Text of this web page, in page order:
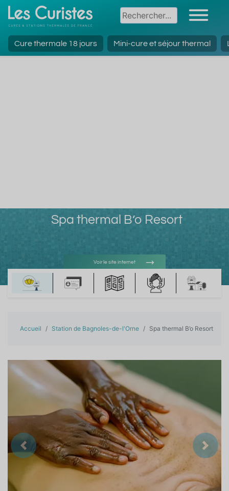
Cure thermale 18 jours Mini-cure et séjour thermal
Spa thermal B’o Resort
Voir le site internet
Voir l'adresse e-mail
Accueil Station de Bagnoles-de-l'Orne Spa thermal B’o Resort
Précedent